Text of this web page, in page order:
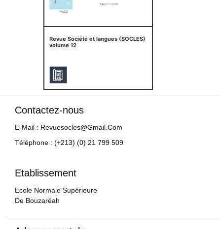
Revue Société et langues (SOCLES)
volume 12
Contactez-nous
E-Mail : Revuesocles@gmail.com
Téléphone : (+213) (0) 21 799 509
Etablissement
Ecole Normale Supérieure
De Bouzaréah